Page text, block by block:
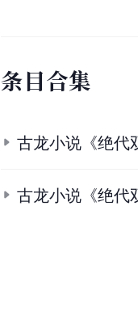
条目合集
古龙小说《绝代
古龙小说《绝代